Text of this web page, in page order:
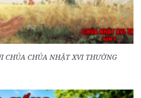
CHÚA CHÚA NHẬT XVI THƯỜNG